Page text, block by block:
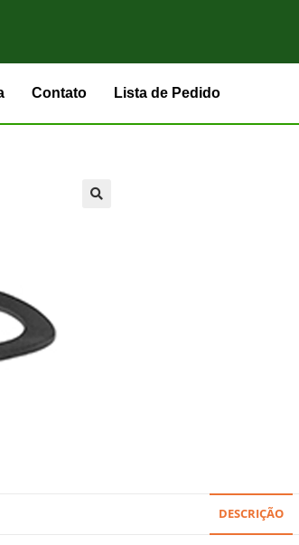
Contato Lista de Pedido
DESCRIÇÃO